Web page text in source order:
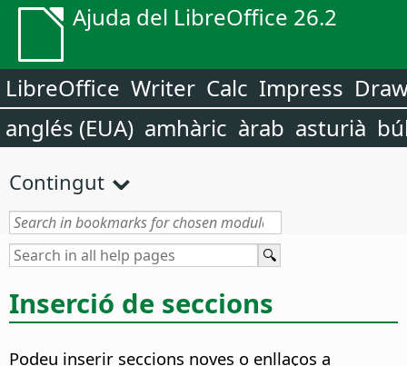
Ajuda del LibreOffice 26.2
LibreOffice Writer Calc Impress
anglés (EUA) amhàric àrab asturià
Contingut
Inserció de seccions
Podeu inserir seccions noves o enllaços a